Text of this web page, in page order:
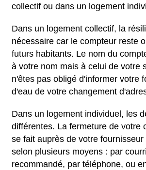
collectif ou dans un logement
Dans un logement collectif, la
nécessaire car le compteur reste
futurs habitants. Le nom du
à votre nom mais à celui de votre
n'êtes pas obligé d'informer votre
d'eau de votre changement
Dans un logement individuel, les
différentes. La fermeture de votre
se fait auprès de votre
selon plusieurs moyens : par
recommandé, par téléphone, ou